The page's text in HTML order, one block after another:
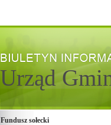
Urząd
Fundusz sołecki